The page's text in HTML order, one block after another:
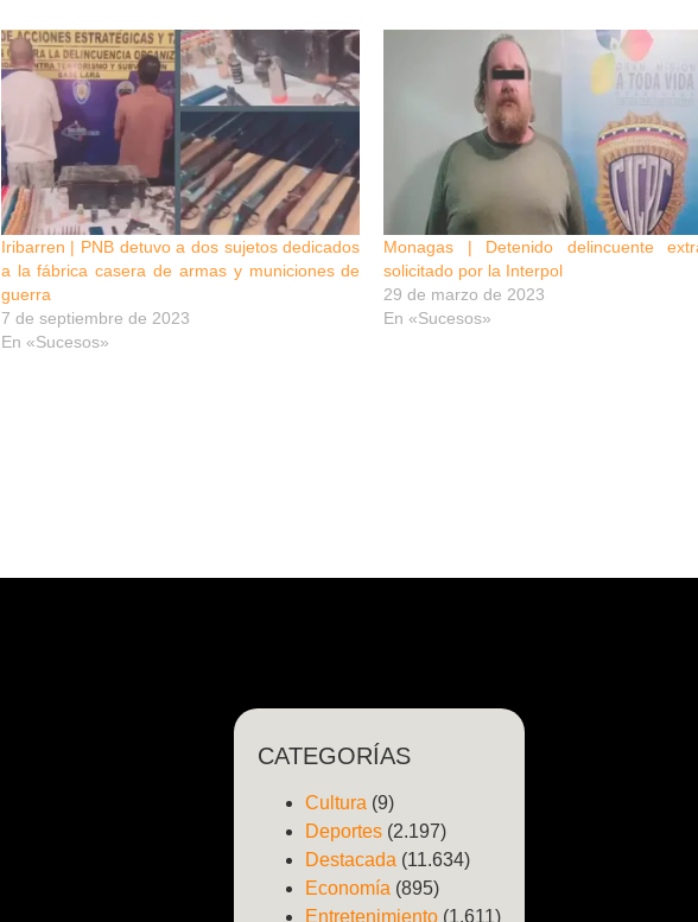
Iribarren | PNB detuvo a dos sujetos dedicados
a la fábrica casera de armas y municiones de
guerra
7 de septiembre de 2023
En «Sucesos»
Monagas | Detenido delincuente
solicitado por la Interpol
29 de marzo de 2023
En «Sucesos»
CATEGORÍAS
Cultura (9)
Deportes (2.197)
Destacada (11.634)
Economía (895)
Entretenimiento (1.611)